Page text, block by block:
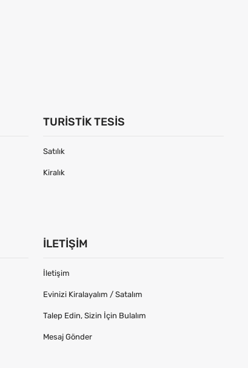
TURISTIK TESIS
Satılık
Kiralık
İLETIŞIM
İletişim
Evinizi Kiralayalım / Satalım
Talep Edin, Sizin İçin Bulalım
Mesaj Gönder